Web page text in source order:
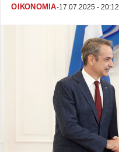
ΟΙΚΟΝΟΜΙΑ·17.07.2025 - 20:12